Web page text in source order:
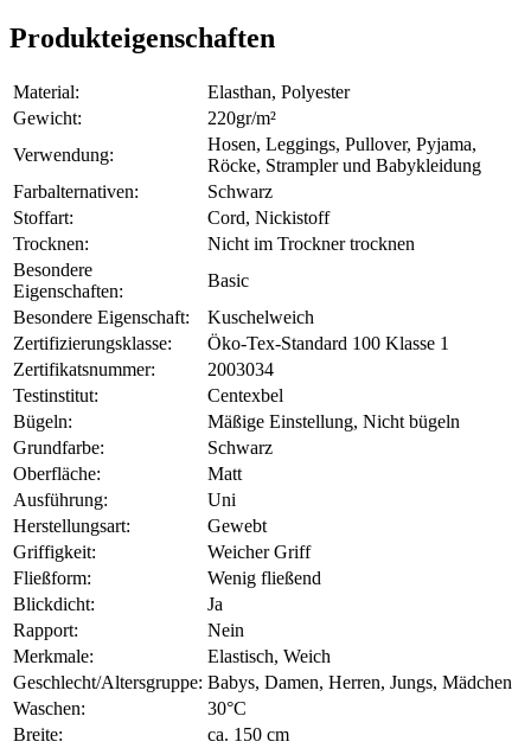
Produkteigenschaften
Material:
Elasthan, Polyester
Gewicht:
220gr/m²
Verwendung:
Hosen, Leggings, Pullover, Pyjama,
Röcke, Strampler und Babykleidung
Farbalternativen:
Schwarz
Stoffart:
Cord, Nickistoff
Trocknen:
Nicht im Trockner trocknen
Besondere
Eigenschaften:
Basic
Besondere Eigenschaft:
Kuschelweich
Zertifizierungsklasse:
Öko-Tex-Standard 100 Klasse 1
Zertifikatsnummer:
2003034
Testinstitut:
Centexbel
Bügeln:
Mäßige Einstellung, Nicht bügeln
Grundfarbe:
Schwarz
Oberfläche:
Matt
Ausführung:
Uni
Herstellungsart:
Gewebt
Griffigkeit:
Weicher Griff
Fließform:
Wenig fließend
Blickdicht:
Ja
Rapport:
Nein
Merkmale:
Elastisch, Weich
Geschlecht/Altersgruppe: Babys, Damen, Herren, Jungs, Mädchen
Waschen:
30°C
Breite:
ca. 150 cm